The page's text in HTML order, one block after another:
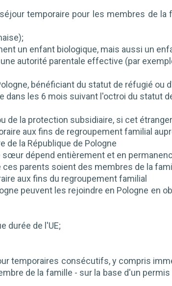
temporaire pour les membres de la
un enfant biologique, mais aussi un
autorité parentale effective (par
bénéficiant du statut de réfugié ou
dans les 6 mois suivant l'octroi du statut
la protection subsidiaire, si cet
aux fins de regroupement familial
de la République de Pologne
dépend entièrement et en
parents soient des membres de la
aux fins du regroupement familial
peuvent les rejoindre en Pologne en
durée de l'UE;
temporaires consécutifs, y compris
de la famille - sur la base d'un